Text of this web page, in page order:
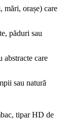
mări, orașe) care
păduri sau
care
sau natură
tipar HD de